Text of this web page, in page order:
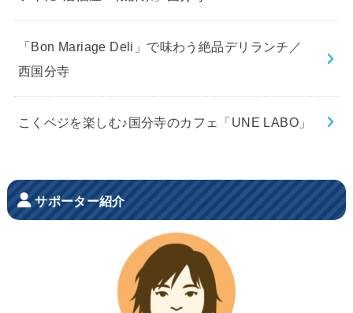
「Bon Mariage Deli」で味わう絶品デリランチ／
西国分寺
こくベジを楽しむ♪国分寺のカフェ「UNE LABO」
サポーター紹介